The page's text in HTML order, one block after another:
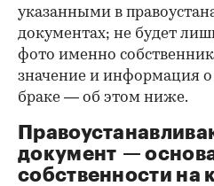
00:00 / 00:00
указанными в
документах; не будет
фото именно
значение и информация
браке — об этом ниже.
документ —
собственности на